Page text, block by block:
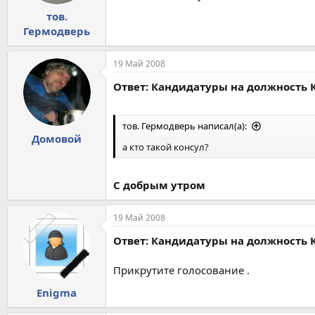
тов.
Гермодверь
Домовой
19 Май 2008
Ответ: Кандидатуры на должность
тов. Гермодверь написал(а):
а кто такой консул?
С добрым утром
Enigma
19 Май 2008
Ответ: Кандидатуры на должность
Прикрутите голосование .